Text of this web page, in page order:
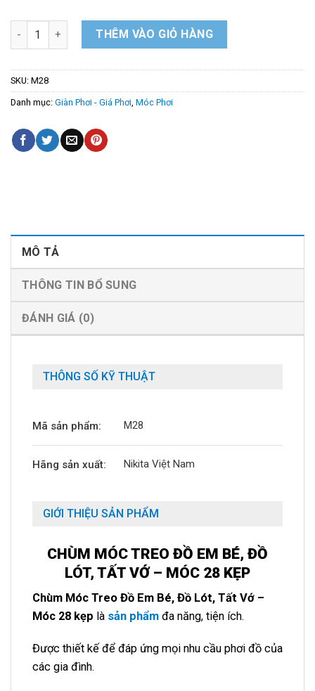
Chùm Móc Treo Đồ Em Bé, Đồ Lót, Tất Vớ – Móc 28 kẹp số
THÊM VÀO GIỎ HÀNG
SKU: M28
Danh mục: Giàn Phơi - Giá Phơi Móc Phơi
MÔ TẢ
THÔNG TIN BỔ SUNG
ĐÁNH GIÁ (0)
THÔNG SỐ KỸ THUẬT
Mã sản phẩm: M28
Hãng sản xuất: Nikita Việt Nam
GIỚI THIỆU SẢN PHẨM
CHÙM MÓC TREO ĐỒ EM BÉ, ĐỒ
LÓT, TẤT VỚ – MÓC 28 KẸP
Chùm Móc Treo Đồ Em Bé, Đồ Lót, Tất Vớ –
Móc 28 kẹp là sản phẩm đa năng, tiện ích.
Được thiết kế để đáp ứng mọi nhu cầu phơi đồ của
các gia đình.